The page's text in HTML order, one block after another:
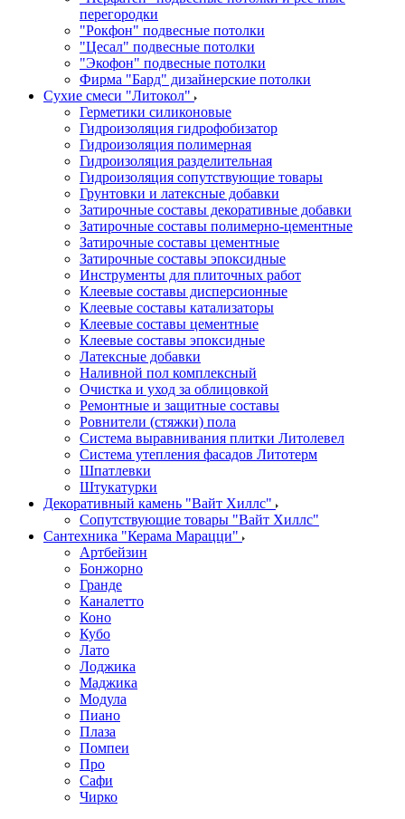
перегородки
"Рокфон" подвесные потолки
"Цесал" подвесные потолки
"Экофон" подвесные потолки
Фирма "Бард" дизайнерские потолки
Сухие смеси "Литокол"
Герметики силиконовые
Гидроизоляция гидрофобизатор
Гидроизоляция полимерная
Гидроизоляция разделительная
Гидроизоляция сопутствующие товары
Грунтовки и латексные добавки
Затирочные составы декоративные добавки
Затирочные составы полимерно-цементные
Затирочные составы цементные
Затирочные составы эпоксидные
Инструменты для плиточных работ
Клеевые составы дисперсионные
Клеевые составы катализаторы
Клеевые составы цементные
Клеевые составы эпоксидные
Латексные добавки
Наливной пол комплексный
Очистка и уход за облицовкой
Ремонтные и защитные составы
Ровнители (стяжки) пола
Система выравнивания плитки Литолевел
Система утепления фасадов Литотерм
Шпатлевки
Штукатурки
Декоративный камень "Вайт Хиллс"
Сопутствующие товары "Вайт Хиллс"
Сантехника "Керама Марацци"
Артбейзин
Бонжорно
Гранде
Каналетто
Коно
Кубо
Лато
Лоджика
Маджика
Модула
Пиано
Плаза
Помпеи
Про
Сафи
Чирко